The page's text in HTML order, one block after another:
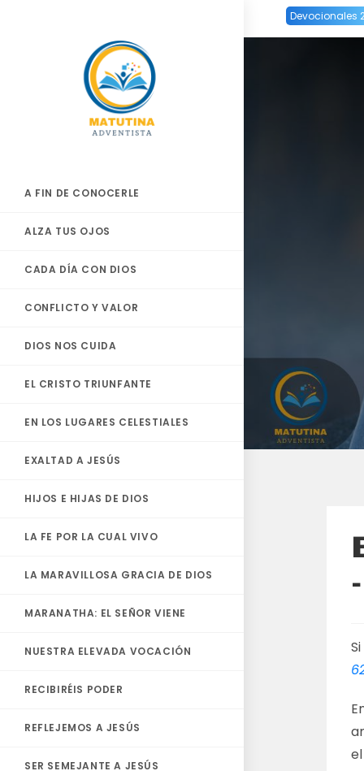
Devocionales
A FIN DE CONOCERLE
ALZA TUS OJOS
CADA DÍA CON DIOS
CONFLICTO Y VALOR
DIOS NOS CUIDA
EL CRISTO TRIUNFANTE
EN LOS LUGARES CELESTIALES
EXALTAD A JESÚS
HIJOS E HIJAS DE DIOS
LA FE POR LA CUAL VIVO
LA MARAVILLOSA GRACIA DE DIOS
MARANATHA: EL SEÑOR VIENE
NUESTRA ELEVADA VOCACIÓN
RECIBIRÉIS PODER
REFLEJEMOS A JESÚS
SER SEMEJANTE A JESÚS